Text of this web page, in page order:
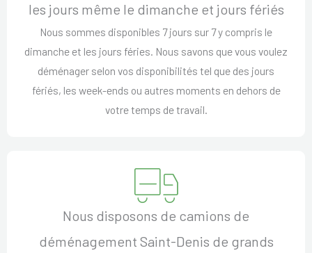
les jours même le dimanche et jours fériés
Nous sommes disponibles 7 jours sur 7 y compris le
dimanche et les jours féries. Nous savons que vous voulez
déménager selon vos disponibilités tel que des jours
fériés, les week-ends ou autres moments en dehors de
votre temps de travail.
Nous disposons de camions de
déménagement Saint-Denis de grands